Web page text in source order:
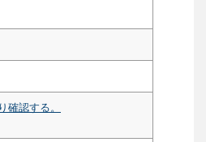
確認する。